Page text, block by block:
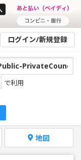
ログイン/新規登録
で利用
地図